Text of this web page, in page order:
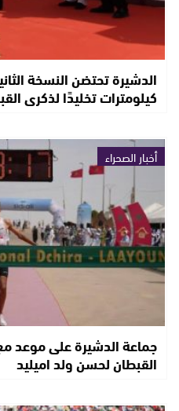
كيلومترات تخليدًا لذكرى
أخبار الصحراء
جماعة الدشيرة على موعد
القبطان لحسن ولد اميليد